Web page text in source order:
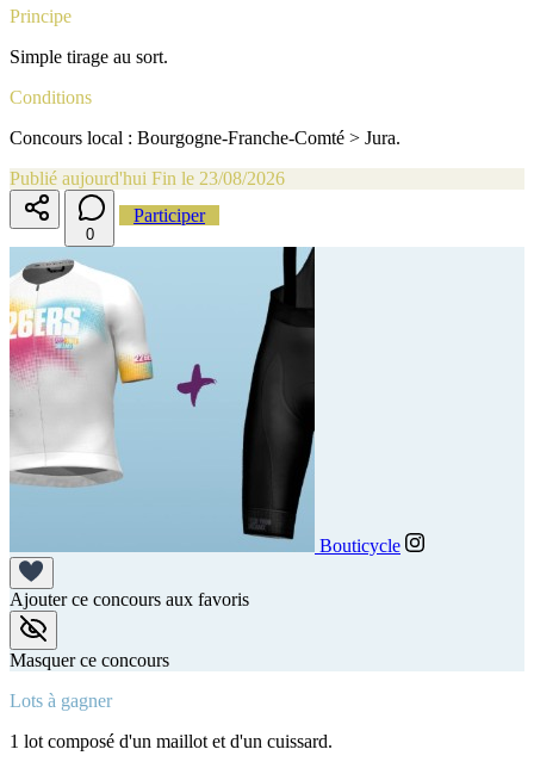
Principe
Simple tirage au sort.
Conditions
Concours local : Bourgogne-Franche-Comté > Jura.
Publié aujourd'hui Fin le 23/08/2026
0
Participer
Bouticycle
Ajouter ce concours aux favoris
Masquer ce concours
Lots à gagner
1 lot composé d'un maillot et d'un cuissard.